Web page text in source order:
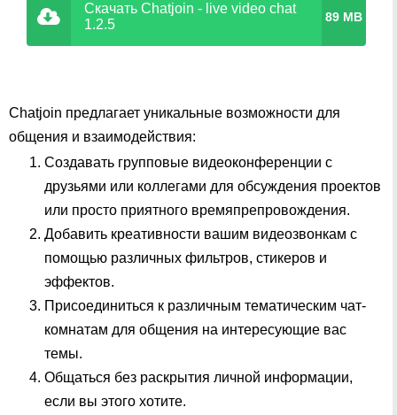
Скачать Chatjoin - live video chat
1.2.5
89 MB
Chatjoin предлагает уникальные возможности для
общения и взаимодействия:
Создавать групповые видеоконференции с
друзьями или коллегами для обсуждения проектов
или просто приятного времяпрепровождения.
Добавить креативности вашим видеозвонкам с
помощью различных фильтров, стикеров и
эффектов.
Присоединиться к различным тематическим чат-
комнатам для общения на интересующие вас
темы.
Общаться без раскрытия личной информации,
если вы этого хотите.